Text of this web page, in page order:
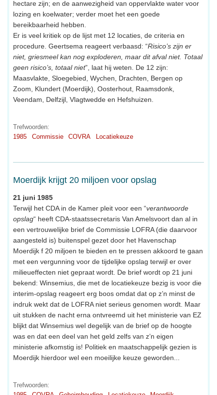
hectare zijn; en de aanwezigheid van oppervlakte water voor
lozing en koelwater; verder moet het een goede
bereikbaarheid hebben.
Er is veel kritiek op de lijst met 12 locaties, de criteria en
procedure. Geertsema reageert verbaasd: “Risico’s zijn er
niet, griesmeel kan nog exploderen, maar dit afval niet. Totaal
geen risico’s, totaal niet”, laat hij weten. De 12 zijn:
Maasvlakte, Sloegebied, Wychen, Drachten, Bergen op
Zoom, Klundert (Moerdijk), Oosterhout, Raamsdonk,
Veendam, Delfzijl, Vlagtwedde en Hefshuizen.
Trefwoorden:
1985
Commissie COVRA Locatiekeuze
Moerdijk krijgt 20 miljoen voor opslag
21 juni 1985
Terwijl het CDA in de Kamer pleit voor een “verantwoorde
opslag“ heeft CDA-staatssecretaris Van Amelsvoort dan al in
een vertrouwelijke brief de Commissie LOFRA (die daarvoor
aangesteld is) buitenspel gezet door het Havenschap
Moerdijk f 20 miljoen te bieden en te pressen akkoord te gaan
met een vergunning voor de tijdelijke opslag terwijl er over
milieueffecten niet gepraat wordt. De brief wordt op 21 juni
bekend: Winsemius, die met de locatiekeuze bezig is voor die
interim-opslag reageert erg boos omdat dat op z’n minst de
indruk wekt dat de LOFRA niet serieus genomen wordt. Maar
uit stukken de nacht erna ontvreemd uit het ministerie van EZ
blijkt dat Winsemius wel degelijk van de brief op de hoogte
was en dat een deel van het geld zelfs van z’n eigen
ministerie afkomstig is! Politiek en maatschappelijk gezien is
Moerdijk hierdoor wel een moeilijke keuze geworden...
Trefwoorden: